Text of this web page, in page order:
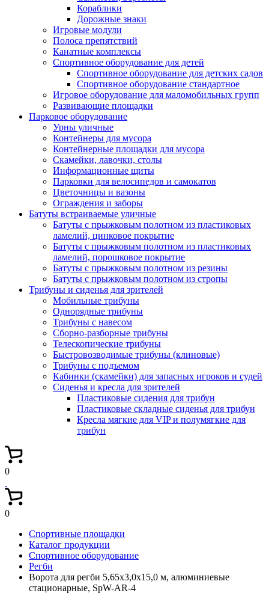
Кораблики
Дорожные знаки
Игровые модули
Полоса препятствий
Канатные комплексы
Спортивное оборудование для детей
Спортивное оборудование для детских садов
Спортивное оборудование стандартное
Игровое оборудование для маломобильных групп
Развивающие площадки
Парковое оборудование
Урны уличные
Контейнеры для мусора
Контейнерные площадки для мусора
Скамейки, лавочки, столы
Информационные щиты
Парковки для велосипедов и самокатов
Цветочницы и вазоны
Ограждения и заборы
Батуты встраиваемые уличные
Батуты с прыжковым полотном из пластиковых
ламелий, цинковое покрытие
Батуты с прыжковым полотном из пластиковых
ламелий, порошковое покрытие
Батуты с прыжковым полотном из резины
Батуты с прыжковым полотном из стропы
Трибуны и сиденья для зрителей
Мобильные трибуны
Однорядные трибуны
Трибуны с навесом
Сборно-разборные трибуны
Телескопические трибуны
Быстровозводимые трибуны (клиновые)
Трибуны с подъемом
Кабинки (скамейки) для запасных игроков и судей
Сиденья и кресла для зрителей
Пластиковые сидения для трибун
Пластиковые складные сиденья для трибун
Кресла мягкие для VIP и полумягкие для
трибун
0
0
Спортивные площадки
Каталог продукции
Спортивное оборудование
Регби
Ворота для регби 5,65х3,0х15,0 м, алюминиевые
стационарные, SpW-AR-4